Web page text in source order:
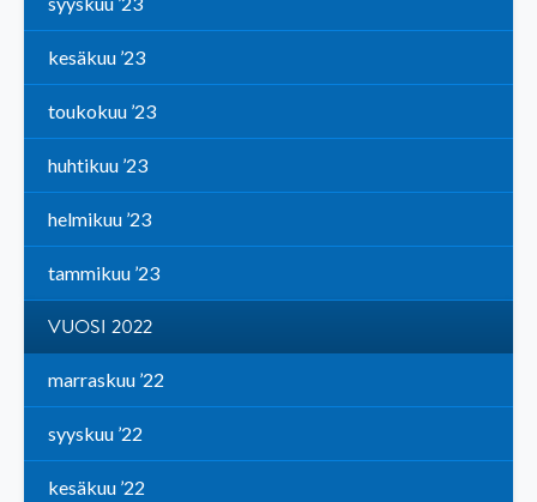
kesäkuu ’23
toukokuu ’23
huhtikuu ’23
helmikuu ’23
tammikuu ’23
VUOSI 2022
marraskuu ’22
syyskuu ’22
kesäkuu ’22